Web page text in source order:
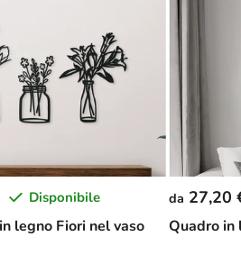
legno Fiori nel vaso
Disponibile
Quadro in
da 27,20